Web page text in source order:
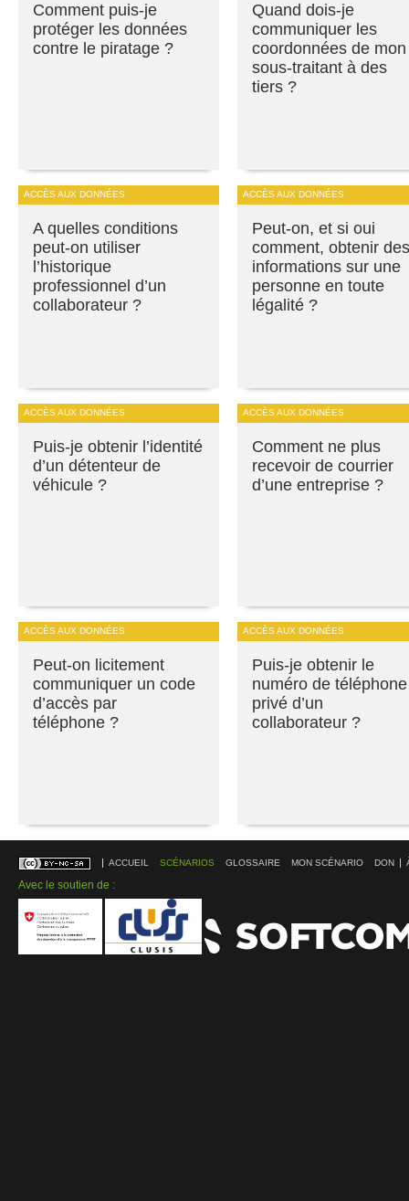
Comment puis-je
protéger les données
contre le piratage ?
Quand dois-je
communiquer les
coordonnées de mon
sous-traitant à des
tiers ?
ACCÈS AUX DONNÉES
A quelles conditions
peut-on utiliser
l’historique
professionnel d’un
collaborateur ?
ACCÈS AUX DONNÉES
Peut-on, et si oui
comment, obtenir des
informations sur une
personne en toute
légalité ?
ACCÈS AUX DONNÉES
Puis-je obtenir l’identité
d’un détenteur de
véhicule ?
ACCÈS AUX DONNÉES
Comment ne plus
recevoir de courrier
d’une entreprise ?
ACCÈS AUX DONNÉES
Peut-on licitement
communiquer un code
d’accès par
téléphone ?
ACCÈS AUX DONNÉES
Puis-je obtenir le
numéro de téléphone
privé d’un
collaborateur ?
ACCUEIL SCÉNARIOS GLOSSAIRE MON SCÉNARIO DON
Avec le soutien de :